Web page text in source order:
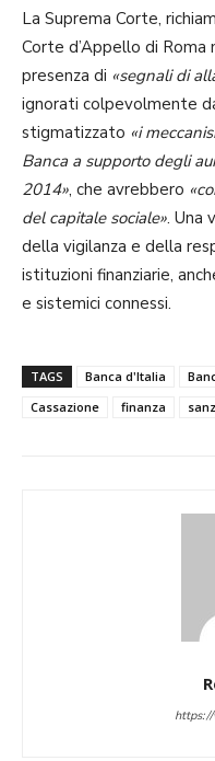
La Suprema Corte,
Corte d’Appello di
presenza di «segnali di
ignorati colpevolmente
stigmatizzato «i
Banca a supporto degli
2014», che avrebbero
del capitale sociale». Una
della vigilanza e della
istituzioni finanziarie,
e sistemici connessi.
TAGS Banca d'Italia
Cassazione
finanza